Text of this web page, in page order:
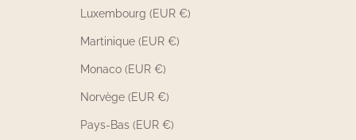
Luxembourg (EUR €)
Martinique (EUR €)
Monaco (EUR €)
Norvège (EUR €)
Pays-Bas (EUR €)